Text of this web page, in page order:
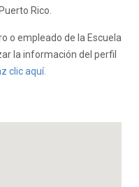
Rico.
o empleado de la Escuela
la información del perfil
clic aquí.